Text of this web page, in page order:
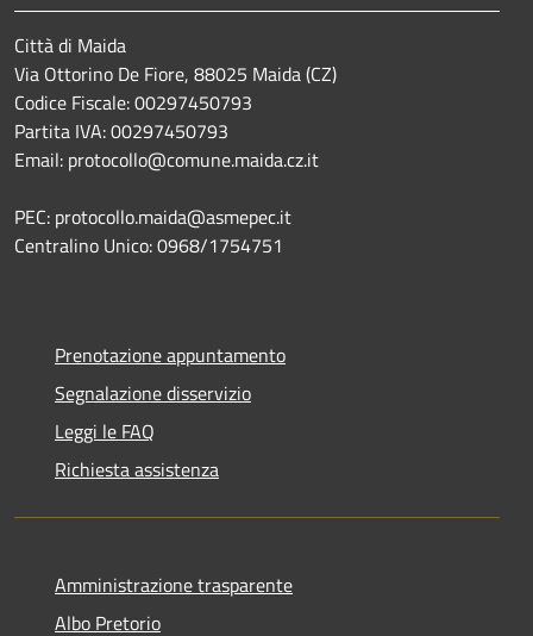
Città di Maida
Via Ottorino De Fiore, 88025 Maida (CZ)
Codice Fiscale: 00297450793
Partita IVA: 00297450793
Email: protocollo@comune.maida.cz.it
PEC: protocollo.maida@asmepec.it
Centralino Unico: 0968/1754751
Prenotazione appuntamento
Segnalazione disservizio
Leggi le FAQ
Richiesta assistenza
Amministrazione trasparente
Albo Pretorio